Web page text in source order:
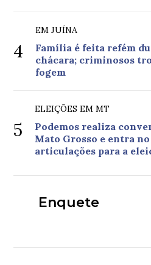
4
EM JUÍNA
Família é feita refém
chácara; criminosos
fogem
5
ELEIÇÕES EM MT
Podemos realiza
Mato Grosso e entra
articulações para a
Enquete